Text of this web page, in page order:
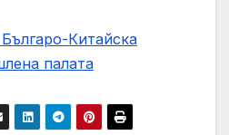
Китайска
палaта